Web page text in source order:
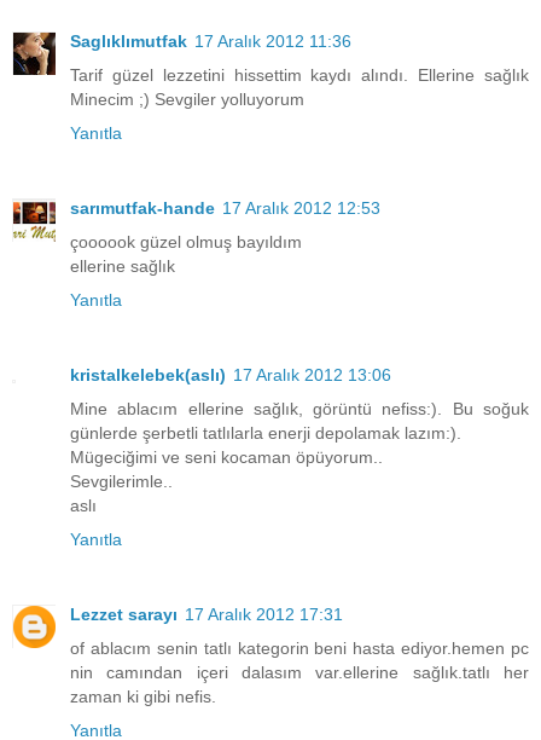
Saglıklımutfak 17 Aralık 2012 11:36
Tarif güzel lezzetini hissettim kaydı alındı. Ellerine sağlık
Minecim ;) Sevgiler yolluyorum
Yanıtla
sarımutfak-hande 17 Aralık 2012 12:53
çoooook güzel olmuş bayıldım
ellerine sağlık
Yanıtla
kristalkelebek(aslı) 17 Aralık 2012 13:06
Mine ablacım ellerine sağlık, görüntü nefiss:). Bu soğuk
günlerde şerbetli tatlılarla enerji depolamak lazım:).
Mügeciğimi ve seni kocaman öpüyorum..
Sevgilerimle..
aslı
Yanıtla
Lezzet sarayı 17 Aralık 2012 17:31
of ablacım senin tatlı kategorin beni hasta ediyor.hemen pc
nin camından içeri dalasım var.ellerine sağlık.tatlı her
zaman ki gibi nefis.
Yanıtla